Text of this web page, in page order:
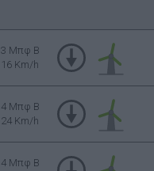
3 Μπφ B
16 Km/h
4 Μπφ B
24 Km/h
4 Μπφ B